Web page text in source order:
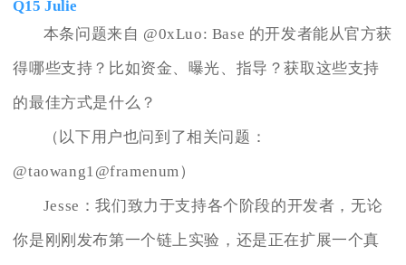
Q15 Julie
本条问题来自 @0xLuo: Base 的开发者能从官方获
得哪些支持？比如资金、曝光、指导？获取这些支持
的最佳方式是什么？
（以下用户也问到了相关问题：
@taowang1@framenum）
Jesse：我们致力于支持各个阶段的开发者，无论
你是刚刚发布第一个链上实验，还是正在扩展一个真